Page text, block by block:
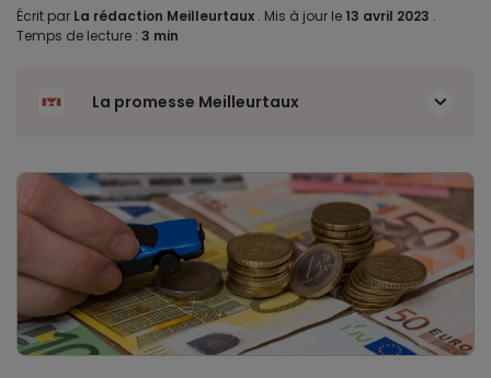
Écrit par La rédaction Meilleurtaux . Mis à jour le 13 avril 2023 .
Temps de lecture : 3 min
La promesse Meilleurtaux